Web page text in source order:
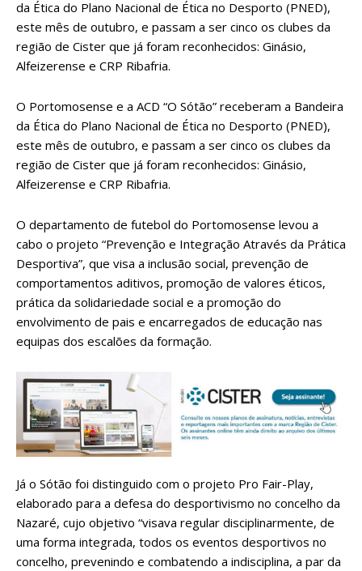
da Ética do Plano Nacional de Ética no Desporto (PNED),
este mês de outubro, e passam a ser cinco os clubes da
região de Cister que já foram reconhecidos: Ginásio,
Alfeizerense e CRP Ribafria.
O Portomosense e a ACD “O Sótão” receberam a Bandeira
da Ética do Plano Nacional de Ética no Desporto (PNED),
este mês de outubro, e passam a ser cinco os clubes da
região de Cister que já foram reconhecidos: Ginásio,
Alfeizerense e CRP Ribafria.
O departamento de futebol do Portomosense levou a
cabo o projeto “Prevenção e Integração Através da Prática
Desportiva”, que visa a inclusão social, prevenção de
comportamentos aditivos, promoção de valores éticos,
prática da solidariedade social e a promoção do
envolvimento de pais e encarregados de educação nas
equipas dos escalões da formação.
Já o Sótão foi distinguido com o projeto Pro Fair-Play,
elaborado para a defesa do desportivismo no concelho da
Nazaré, cujo objetivo “visava regular disciplinarmente, de
uma forma integrada, todos os eventos desportivos no
concelho, prevenindo e combatendo a indisciplina, a par da